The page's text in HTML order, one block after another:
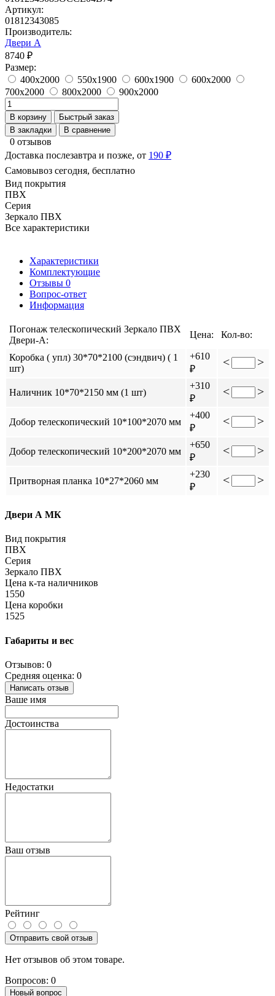
Артикул:
01812343085
Производитель:
Двери А
8740 ₽
Размер:
400x2000
550x1900 600x1900
600x2000
700x2000
800x2000 900x2000
В корзину
Быстрый заказ
В закладки
В сравнение
0 отзывов
Доставка послезавтра и позже, от 190 ₽
Самовывоз сегодня, бесплатно
Вид покрытия
ПВХ
Серия
Зеркало ПВХ
Все характеристики
Характеристики
Комплектующие
Отзывы 0
Вопрос-ответ
Информация
Погонаж телескопический Зеркало ПВХ
Двери-А:
Цена: Кол-во:
Коробка ( упл) 30*70*2100 (сэндвич) ( 1
шт)
+610
₽
< >
Наличник 10*70*2150 мм (1 шт)
+310
₽
< >
Добор телескопический 10*100*2070 мм
+400
₽
< >
Добор телескопический 10*200*2070 мм
+650
₽
< >
Притворная планка 10*27*2060 мм
+230
₽
< >
Двери А МК
Вид покрытия
ПВХ
Серия
Зеркало ПВХ
Цена к-та наличников
1550
Цена коробки
1525
Габариты и вес
Отзывов: 0
Средняя оценка: 0
Написать отзыв
Ваше имя
Достоинства
Недостатки
Ваш отзыв
Рейтинг
Отправить свой отзыв
Нет отзывов об этом товаре.
Вопросов: 0
Новый вопрос